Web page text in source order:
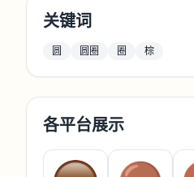
关键词
圆 圆圈 圈 棕
各平台展示